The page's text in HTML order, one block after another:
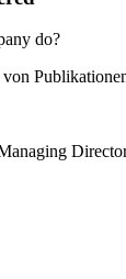
do?